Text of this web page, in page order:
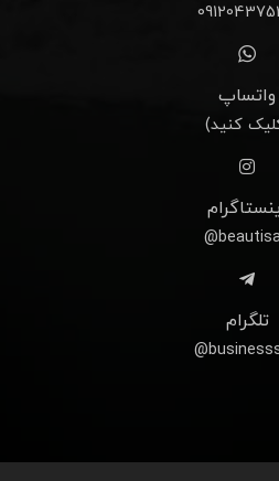
واتساپ
کنید)
تلگرام